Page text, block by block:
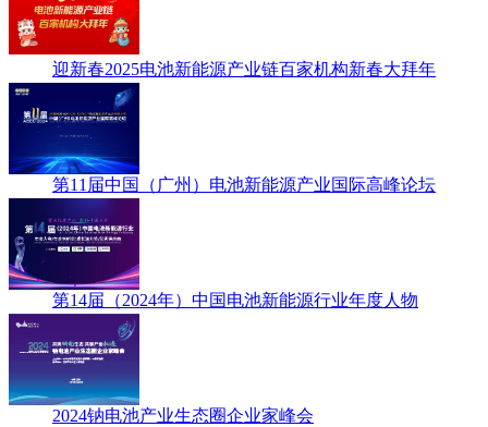
迎新春2025电池新能源产业链百家机构新春大拜年
第11届中国（广州）电池新能源产业国际高峰论坛
第14届（2024年）中国电池新能源行业年度人物
2024钠电池产业生态圈企业家峰会